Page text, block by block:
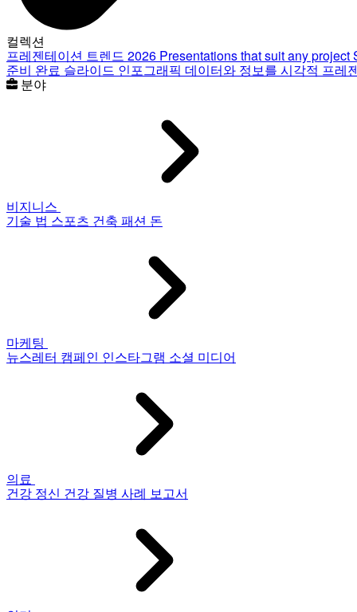
컬렉션
프레젠테이션 트렌드 2026 Presentations that suit any project
준비 완료 슬라이드 인포그래픽 데이터와 정보를 시각적 프레
분야
비지니스
기술 법 스포츠 건축 패션 돈
마케팅
뉴스레터 캠페인 인스타그램 소셜 미디어
의료
건강 정신 건강 질병 사례 보고서